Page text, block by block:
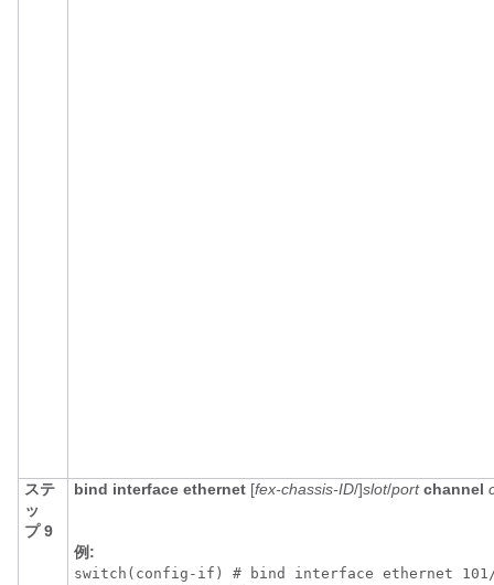
ステ
ッ
プ 9
bind interface ethernet [fex-chassis-ID/]slot/port channel
例:
switch(config-if) # bind interface ethernet